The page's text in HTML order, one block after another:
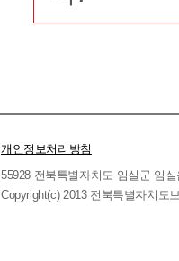
개인정보처리방침
55928 전북특별자치도 임실군 임
Copyright(c) 2013 전북특별자치도